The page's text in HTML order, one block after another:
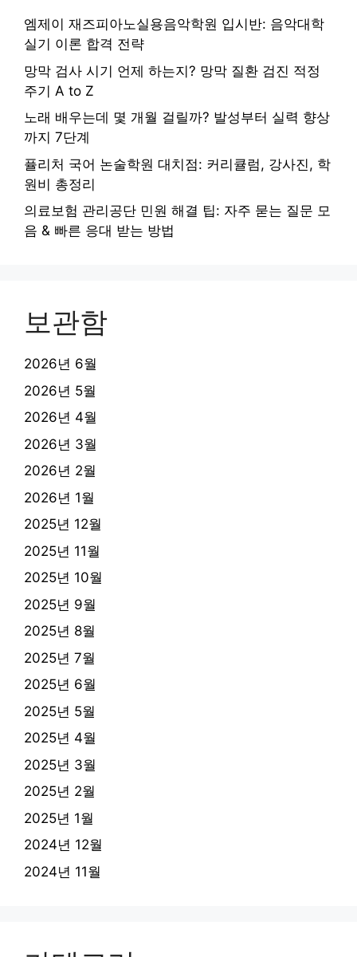
엠제이 재즈피아노실용음악학원 입시반: 음악대학
실기 이론 합격 전략
망막 검사 시기 언제 하는지? 망막 질환 검진 적정
주기 A to Z
노래 배우는데 몇 개월 걸릴까? 발성부터 실력 향상
까지 7단계
퓰리처 국어 논술학원 대치점: 커리큘럼, 강사진, 학
원비 총정리
의료보험 관리공단 민원 해결 팁: 자주 묻는 질문 모
음 & 빠른 응대 받는 방법
보관함
2026년 6월
2026년 5월
2026년 4월
2026년 3월
2026년 2월
2026년 1월
2025년 12월
2025년 11월
2025년 10월
2025년 9월
2025년 8월
2025년 7월
2025년 6월
2025년 5월
2025년 4월
2025년 3월
2025년 2월
2025년 1월
2024년 12월
2024년 11월